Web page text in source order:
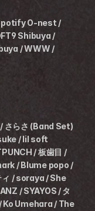
O-nest /
Shibuya /
/ WWW /
さらさ (Band Set)
/ lil soft
/ 板歯目 /
/ Blume popo /
ィ / soraya / She
/ SYAYOS / タ
Ko Umehara / The